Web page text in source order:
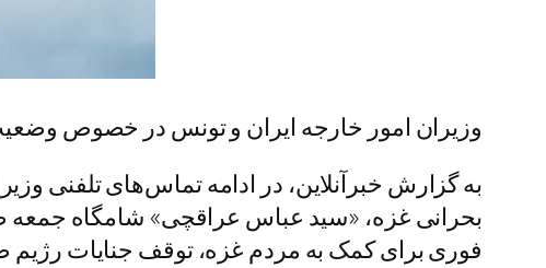
وزیران امور خارجه ایران و تونس در خصوص
به گزارش خبرآنلاین، در ادامه تماس‌های تلفنی
بحرانی غزه، «سید عباس عراقچی» شامگاه جمعه
فوری برای کمک به مردم غزه، توقف جنایات رژیم